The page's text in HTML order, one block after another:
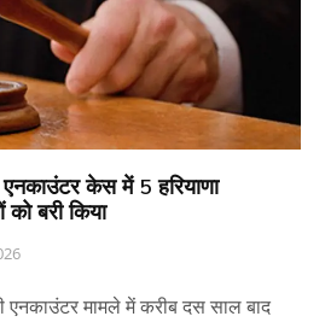
एनकाउंटर केस में 5 हरियाणा
को बरी किया
एनकाउंटर मामले में करीब दस साल बाद